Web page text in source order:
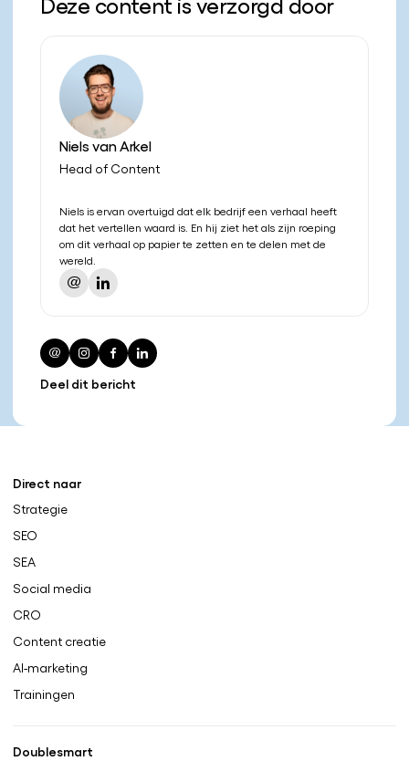
Deel dit bericht
Niels van Arkel
Head of Content
Niels is ervan overtuigd dat elk bedrijf een verhaal heeft
dat het vertellen waard is. En hij ziet het als zijn roeping
om dit verhaal op papier te zetten en te delen met de
wereld.
Direct naar
Strategie
SEO
SEA
Social media
CRO
Content creatie
AI-marketing
Trainingen
Doublesmart